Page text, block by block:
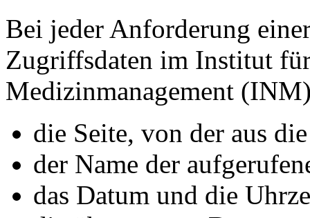
Bei jeder Anforderung
Zugriffsdaten im Institut
Medizinmanagement
die Seite, von der aus
der Name der
das Datum und die